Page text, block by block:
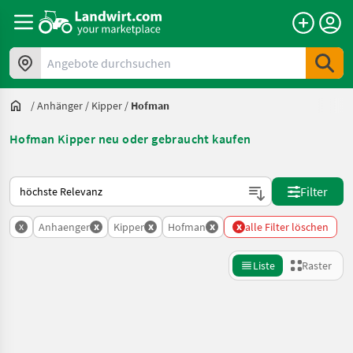
Angebote durchsuchen
/Anhänger / Kipper / Hofman
Hofman Kipper neu oder gebraucht kaufen
So wird auf Landwirt.com sortiert
Filter
x Anhaenger x Kipper x Hofman x x alle Filter löschen
Liste Raster